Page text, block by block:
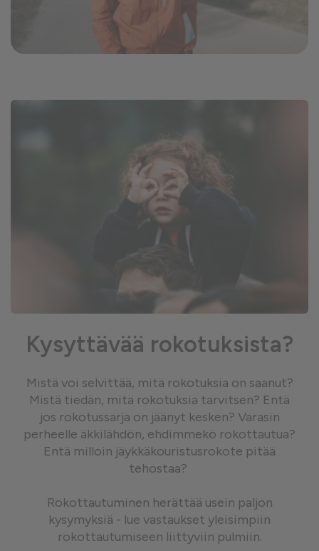
Kysyttävää rokotuksista?
Mistä voi selvittää, mitä rokotuksia on saanut?
Mistä tiedän, mitä rokotuksia tarvitsen? Entä
jos rokotussarja on jäänyt kesken? Varasin
perheelle äkkilähdön, ehdimmekö rokottautua?
Entä milloin jäykkäkouristusrokote pitää
tehostaa?
Rokottautuminen herättää usein paljon
kysymyksiä - lue vastaukset yleisimpiin
rokottautumiseen liittyviin pulmiin.